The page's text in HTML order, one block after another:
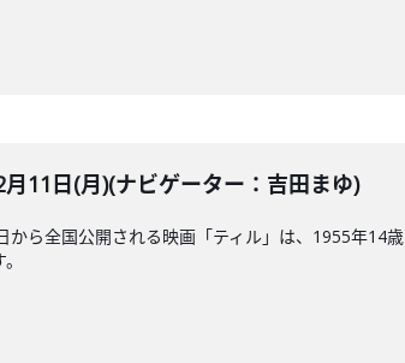
11日(月)(ナビゲーター：吉田まゆ)
から全国公開される映画「ティル」は、1955年